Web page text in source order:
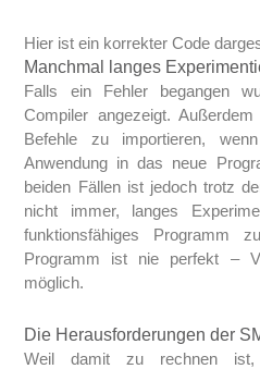
Hier ist ein korrekter Code
Manchmal langes
Falls ein Fehler begangen
Compiler angezeigt.
Befehle zu importieren,
Anwendung in das neue
beiden Fällen ist jedoch trotz
nicht immer, langes
funktionsfähiges Programm
Programm ist nie perfekt –
möglich.
Die Herausforderungen der
Weil damit zu rechnen